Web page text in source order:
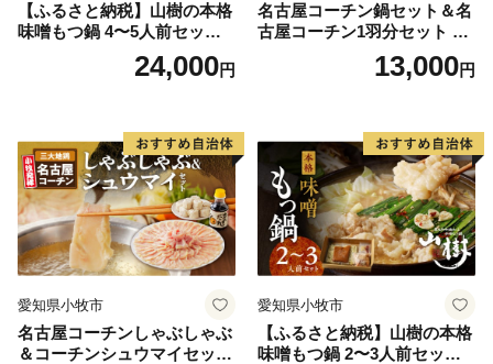
【ふるさと納税】山樹の本格
味噌もつ鍋 4〜5人前セット
山樹 国産 牛もつ ホルモン モ
ツ オンライン飲み会 ホーム
間
24,000円
名古屋コーチン鍋セット＆名
古屋コーチン1羽分セット 日
本三大地鶏 鍋セット 鶏肉 も
も肉 むね肉 ササミ 肉団子 鍋
13,000円
愛知県小牧市
名古屋コーチンしゃぶしゃぶ
＆コーチンシュウマイセッ
愛知県小牧市
【ふるさと納税】山樹の本格
味噌もつ鍋 2〜3人前セット